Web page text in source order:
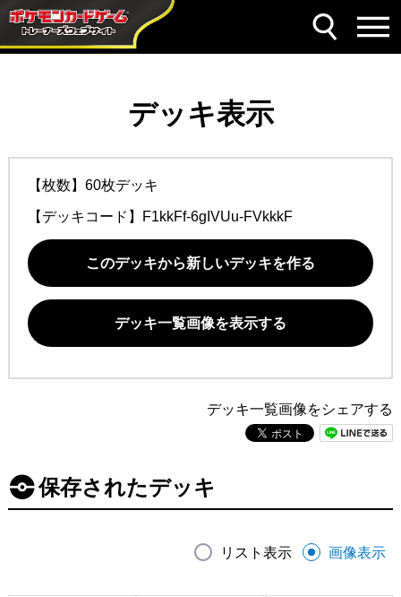
デッキ表示
【枚数】60枚デッキ
【デッキコード】 F1kkFf-6gIVUu-FVkkkF
このデッキから新しいデッキを作る
デッキ一覧画像を表示する
デッキ一覧画像をシェアする
保存されたデッキ
リスト表示 画像表示